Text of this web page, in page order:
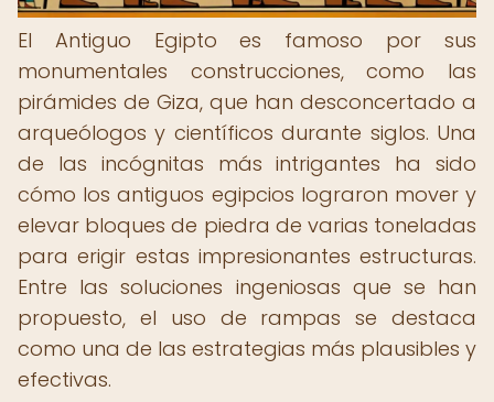
El Antiguo Egipto es famoso por sus
monumentales construcciones, como las
pirámides de Giza, que han desconcertado a
arqueólogos y científicos durante siglos. Una
de las incógnitas más intrigantes ha sido
cómo los antiguos egipcios lograron mover y
elevar bloques de piedra de varias toneladas
para erigir estas impresionantes estructuras.
Entre las soluciones ingeniosas que se han
propuesto, el uso de rampas se destaca
como una de las estrategias más plausibles y
efectivas.